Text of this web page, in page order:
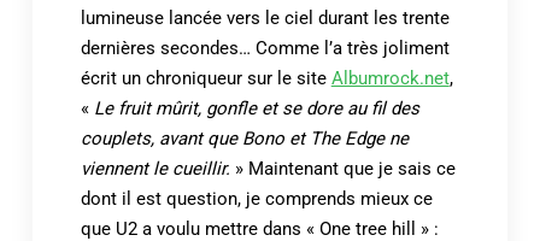
lumineuse lancée vers le ciel durant les trente
dernières secondes… Comme l’a très joliment
écrit un chroniqueur sur le site Albumrock.net,
« Le fruit mûrit, gonfle et se dore au fil des
couplets, avant que Bono et The Edge ne
viennent le cueillir. » Maintenant que je sais ce
dont il est question, je comprends mieux ce
que U2 a voulu mettre dans « One tree hill » :